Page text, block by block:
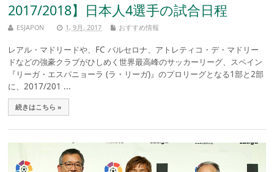
2017/2018】日本人4選手の試合日程
ESJAPON 1, 9月, 2017 おすすめ情報
レアル・マドリードや、FC バルセロナ、アトレティコ・デ・マドリー
ドなどの強豪クラブがひしめく世界最高峰のサッカーリーグ、スペイン
『リーガ・エスパニョーラ (ラ・リーガ)』のプロリーグとなる1部と2部
に、2017/201 ...
続きはこちら »